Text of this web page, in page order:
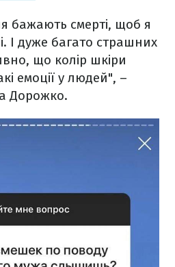
бажають смерті, щоб я
І дуже багато страшних
що колір шкіри
емоції у людей", –
Дорожко.